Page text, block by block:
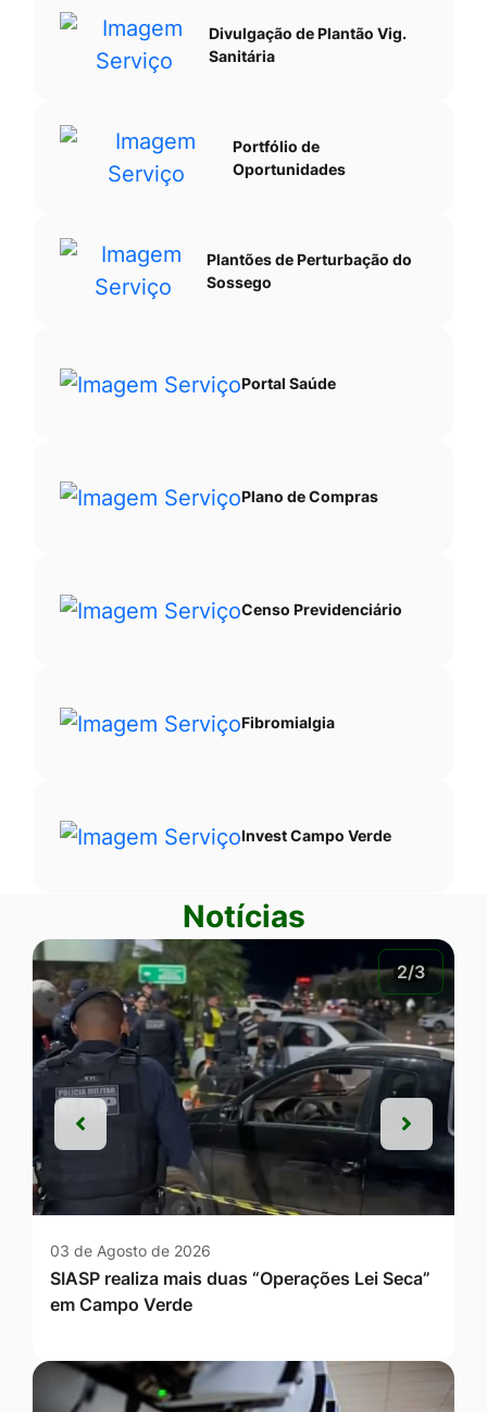
Divulgação de Plantão Vig.
Sanitária
Portfólio de
Oportunidades
Plantões de Perturbação do
Sossego
Portal Saúde
Plano de Compras
Censo Previdenciário
Fibromialgia
Invest Campo Verde
Notícias
2/3
03 de Agosto de 2026
SIASP realiza mais duas “Operações Lei Seca”
em Campo Verde
Anterior
Anterior Próxima